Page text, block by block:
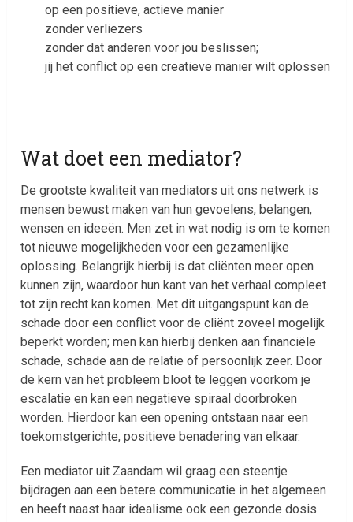
op een positieve, actieve manier
zonder verliezers
zonder dat anderen voor jou beslissen;
jij het conflict op een creatieve manier wilt oplossen
Wat doet een mediator?
De grootste kwaliteit van mediators uit ons netwerk is
mensen bewust maken van hun gevoelens, belangen,
wensen en ideeën. Men zet in wat nodig is om te komen
tot nieuwe mogelijkheden voor een gezamenlijke
oplossing. Belangrijk hierbij is dat cliënten meer open
kunnen zijn, waardoor hun kant van het verhaal compleet
tot zijn recht kan komen. Met dit uitgangspunt kan de
schade door een conflict voor de cliënt zoveel mogelijk
beperkt worden; men kan hierbij denken aan financiële
schade, schade aan de relatie of persoonlijk zeer. Door
de kern van het probleem bloot te leggen voorkom je
escalatie en kan een negatieve spiraal doorbroken
worden. Hierdoor kan een opening ontstaan naar een
toekomstgerichte, positieve benadering van elkaar.
Een mediator uit Zaandam wil graag een steentje
bijdragen aan een betere communicatie in het algemeen
en heeft naast haar idealisme ook een gezonde dosis